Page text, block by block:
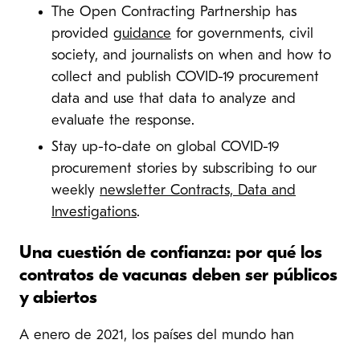
The Open Contracting Partnership has
provided guidance for governments, civil
society, and journalists on when and how to
collect and publish COVID-19 procurement
data and use that data to analyze and
evaluate the response.
Stay up-to-date on global COVID-19
procurement stories by subscribing to our
weekly newsletter Contracts, Data and
Investigations.
Una cuestión de confianza: por qué los
contratos de vacunas deben ser públicos
y abiertos
A enero de 2021, los países del mundo han